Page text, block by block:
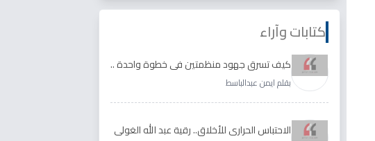
كتابات وآراء
كيف تسرق جهود منظمتين في خطوة واحدة ..
الأجابة لدى رقية عبد الله الغولي وغدير طيره
بقلم ايمن عبدالباسط
الاحتباس الحراري للأخلاق.. رقية عبد الله الغولي